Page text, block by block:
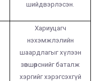
шийдвэрлэсэн.
Хариуцагч
нэхэмжлэлийн
шаардлагыг хүлээн
зөвшөөрснийг баталж
хэргийг хэрэгсэхгүй